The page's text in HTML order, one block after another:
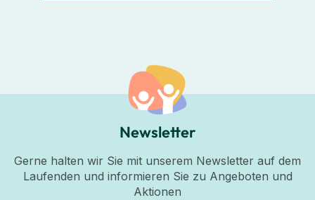
Newsletter
Gerne halten wir Sie mit unserem Newsletter auf dem
Laufenden und informieren Sie zu Angeboten und
Aktionen